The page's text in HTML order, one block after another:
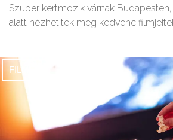
Szuper kertmozik várnak
alatt nézhetitek meg kedvenc
FILMEK